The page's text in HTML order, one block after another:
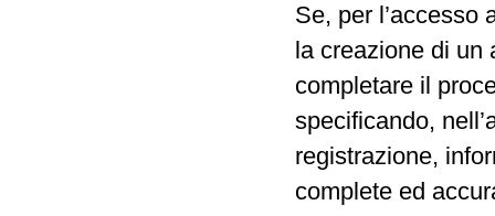
Se, per l’accesso
la creazione di un
completare il
specificando,
registrazione,
complete ed